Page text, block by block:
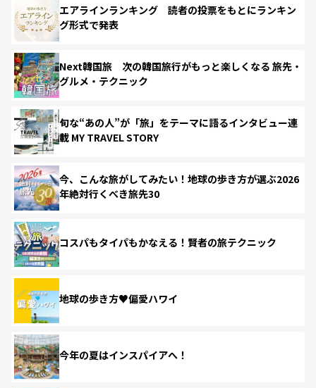
エアラインランキング 読者の投票をもとにランキン
グ形式で発表
Next韓国旅 次の韓国旅行がもっと楽しくなる 旅先・
グルメ・テクニック
旬な“あの人”が「旅」をテーマに語るインタビュー連
載 MY TRAVEL STORY
今、こんな旅がしてみたい！地球の歩き方が選ぶ2026
年絶対行くべき旅先30
コスパもタイパもかなえる！賢者の旅テクニック
地球の歩き方♥偏愛ハワイ
今年の夏はインスパイアへ！